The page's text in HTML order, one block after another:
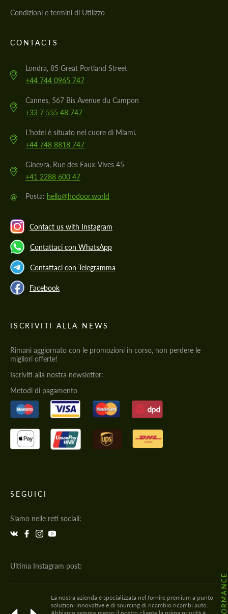
Condizioni e termini di Utilizzo
CONTACTS
Londra, 85 Great Portland Street
+44 744 0965 747
Cannes, 567 Bis Avenue du Campon
+33 7 555 48 747
L'hotel è situato nel cuore di Miami.
+44 748 8818 747
Ginevra, Rue des Eaux-Vives 45
+41 2288 600 47
@ Posta: hello@hodoor.world
Contact us with Instagram
Contattaci con WhatsApp
Contattaci con Telegramma
Facebook
ISCRIVITI ALLA NEWS
Rimani aggiornato con le promozioni in corso, non perdere le
migliori offerte!
Iscriviti alla nostra newsletter:
Metodi di pagamento
SEGUICI
Siamo nelle reti sociali:
Ultima Instagram post:
La nostra azienda è specializzata nel fornire premium a punto
soluzioni innovative e di sourcing di ricambio ricambi auto.